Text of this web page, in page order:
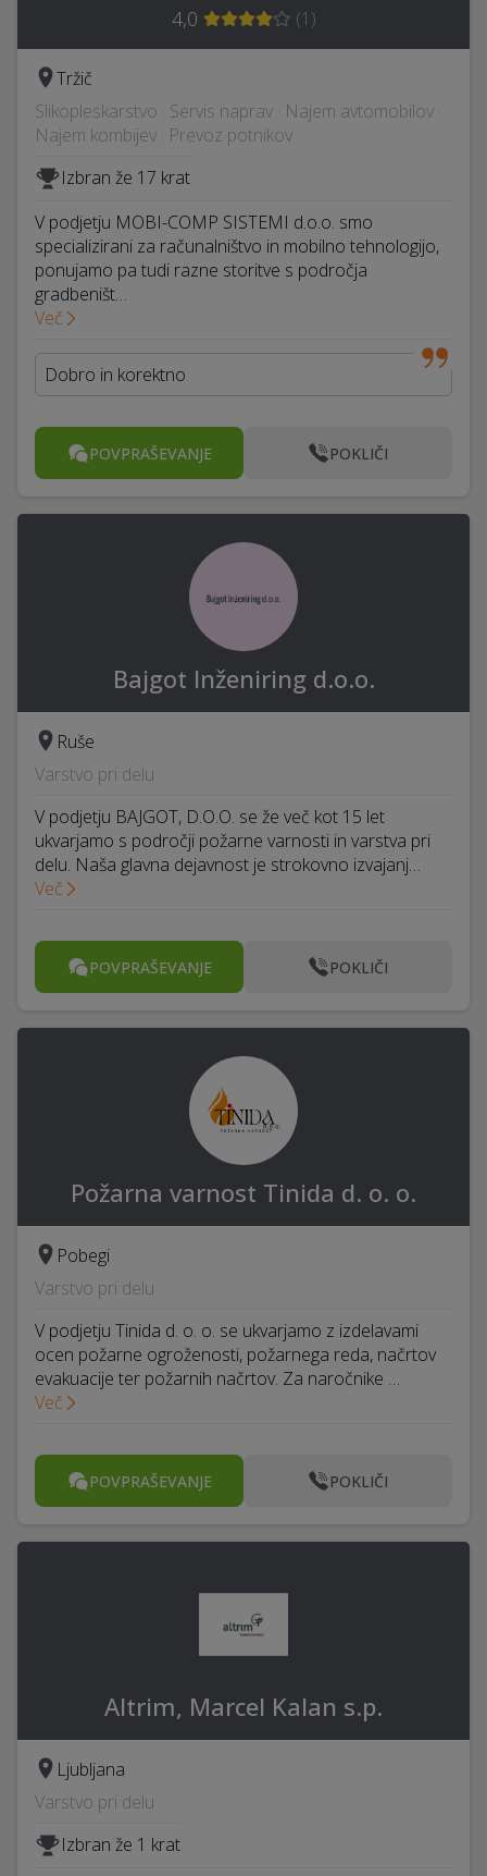
4,0 (1 )
Tržič
Slikopleskarstvo · Servis naprav · Najem avtomobilov ·
Najem kombijev · Prevoz potnikov
Izbran že 17 krat
V podjetju MOBI-COMP SISTEMI d.o.o. smo
specializirani za računalništvo in mobilno tehnologijo,
ponujamo pa tudi razne storitve s področja
gradbeništ…
Več
Dobro in korektno
POVPRAŠEVANJE POKLIČI
Bajgot Inženiring d.o.o.
Ruše
Varstvo pri delu
V podjetju BAJGOT, D.O.O. se že več kot 15 let
ukvarjamo s področji požarne varnosti in varstva pri
delu. Naša glavna dejavnost je strokovno izvajanj…
Več
POVPRAŠEVANJE POKLIČI
Požarna varnost Tinida d. o. o.
Pobegi
Varstvo pri delu
V podjetju Tinida d. o. o. se ukvarjamo z izdelavami
ocen požarne ogroženosti, požarnega reda, načrtov
evakuacije ter požarnih načrtov. Za naročnike …
Več
POVPRAŠEVANJE POKLIČI
Altrim, Marcel Kalan s.p.
Ljubljana
Varstvo pri delu
Izbran že 1 krat